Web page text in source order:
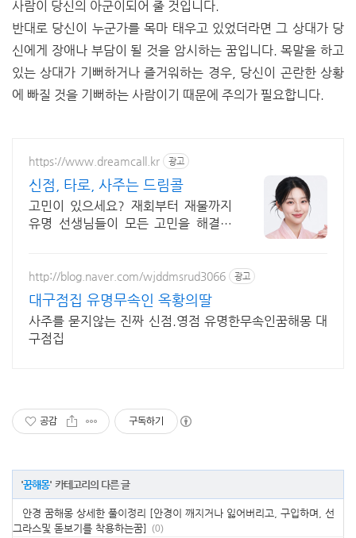
사람이 당신의 아군이되어 줄 것입니다.
반대로 당신이 누군가를 목마 태우고 있었더라면 그 상대가 당
신에게 장애나 부담이 될 것을 암시하는 꿈입니다. 목말을 하고
있는 상대가 기뻐하거나 즐거워하는 경우, 당신이 곤란한 상황
에 빠질 것을 기뻐하는 사람이기 때문에 주의가 필요합니다.
https://www.dreamcall.kr 광고
신점, 타로, 사주는 드림콜
고민이 있으세요? 재회부터 재물까지
유명 선생님들이 모든 고민을 해결해
http://blog.naver.com/wjddmsrud3066 광고
대구점집 유명무속인 옥황의딸
사주를 묻지않는 진짜 신점.영점 유명한무속인꿈해몽 대
구점집
공감 구독하기
'꿈해몽' 카테고리의 다른 글
안경 꿈해몽 상세한 풀이정리 [안경이 깨지거나 잃어버리고, 구입하며, 선
그라스및 돋보기를 착용하는꿈] (0)